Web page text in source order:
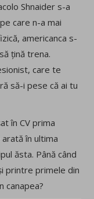
Shnaider s-a
care n-a mai
americanca s-
țină trena.
care te
să-i pese că ai tu
în CV prima
în ultima
ăsta. Până când
printre primele din
canapea?